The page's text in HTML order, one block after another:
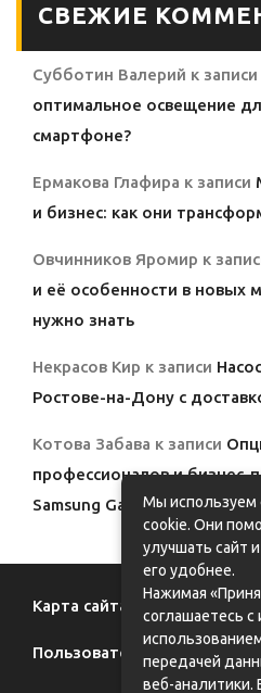
СВЕЖИЕ
Субботин Валерий к записи
оптимальное освещение
смартфоне?
Ермакова Глафира к записи
и бизнес: как они
Овчинников Яромир к
и её особенности в новых
нужно знать
Некрасов Кир к записи
Ростове-на-Дону с
Котова Забава к записи
профессионалов и бизнес-
Samsung Galaxy: полный
Карта сайта
Пользовательское
Мы используем
cookie. Они
улучшать сайт
его удобнее.
Нажимая
соглашаетесь с
передачей
веб-